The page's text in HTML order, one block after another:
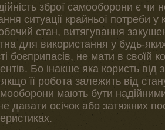
зброї самооборони є чи
ситуації крайньої потреби у
стан, витягування
для використання у будь-
боєприпасів, не мати в своїй
Бо інакше яка користь від
її робота залежить від
мають бути
давати осічок або затяжних